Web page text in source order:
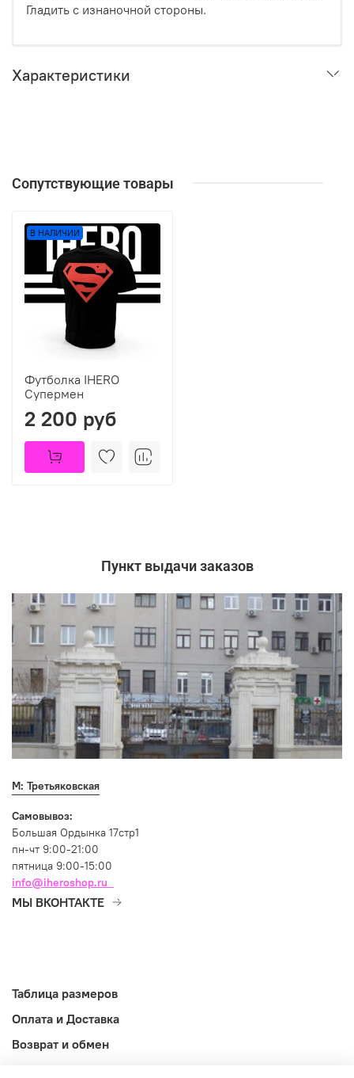
Гладить с изнаночной стороны.
Характеристики
Сопутствующие товары
В НАЛИЧИИ
Футболка IHERO
Супермен
2 200 руб
Пункт выдачи заказов
М: Третьяковская
Самовывоз:
Большая Ордынка 17стр1
пн-чт 9:00-21:00
пятница 9:00-15:00
info@iheroshop.ru
МЫ ВКОНТАКТЕ
Таблица размеров
Оплата и Доставка
Возврат и обмен